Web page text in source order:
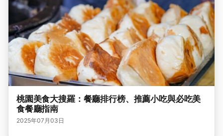
桃園美食大搜羅：餐廳排行榜、推薦小吃與必吃美
食餐廳指南
2025年07月03日